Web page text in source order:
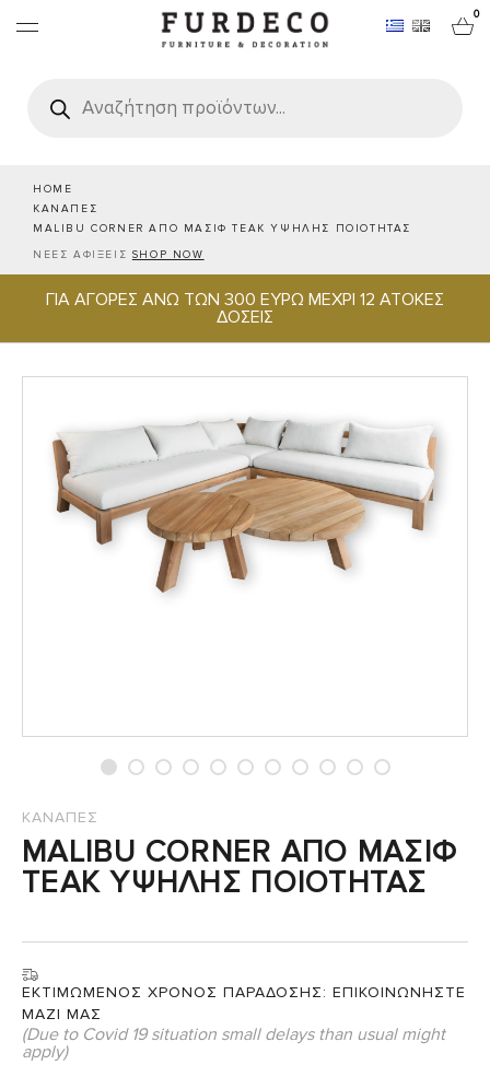
0
search
HOME
ΚΑΝΑΠΕΣ
MALIBU CORNER ΑΠΟ ΜΑΣΙΦ TEAK ΥΨΗΛΗΣ ΠΟΙΟΤΗΤΑΣ
ΝΕΕΣ ΑΦΙΞΕΙΣ SHOP NOW
ΓΙΑ ΑΓΟΡΕΣ ΑΝΩ ΤΩΝ 300 ΕΥΡΩ ΜΕΧΡΙ 12 ΑΤΟΚΕΣ
ΔΟΣΕΙΣ
ΕΠΙΠΛΑ
ΧΑΛΙΑ
ΕΙΔΗ ΣΕΡΒΙΡΙΣΜΑΤΟΣ & ΦΙΛΟΞΕΝΙΑΣ
PROJECTS
ΚΑΝΑΠΕΣ
MALIBU CORNER ΑΠΟ ΜΑΣΙΦ
TEAK ΥΨΗΛΗΣ ΠΟΙΟΤΗΤΑΣ
ΕΚΤΙΜΩΜΕΝΟΣ ΧΡΟΝΟΣ ΠΑΡΑΔΟΣΗΣ: ΕΠΙΚΟΙΝΩΝΗΣΤΕ
ΜΑΖΙ ΜΑΣ
(Due to Covid 19 situation small delays than usual might
apply)